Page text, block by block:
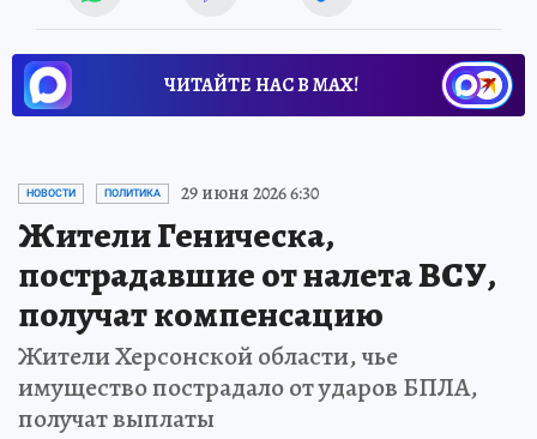
ЧИТАЙТЕ НАС В МАХ!
НОВОСТИ ПОЛИТИКА 29 июня 2026 6:30
Жители Геническа,
пострадавшие от налета ВСУ,
получат компенсацию
Жители Херсонской области, чье
имущество пострадало от ударов БПЛА,
получат выплаты